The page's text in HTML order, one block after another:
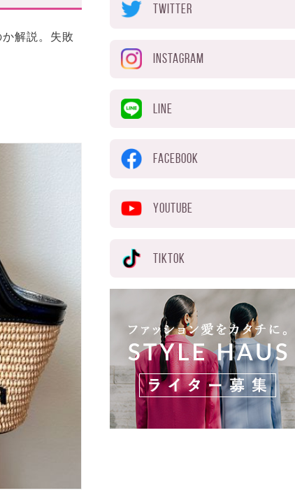
解説。失敗
TWITTER
INSTAGRAM
LINE
FACEBOOK
YOUTUBE
TIKTOK